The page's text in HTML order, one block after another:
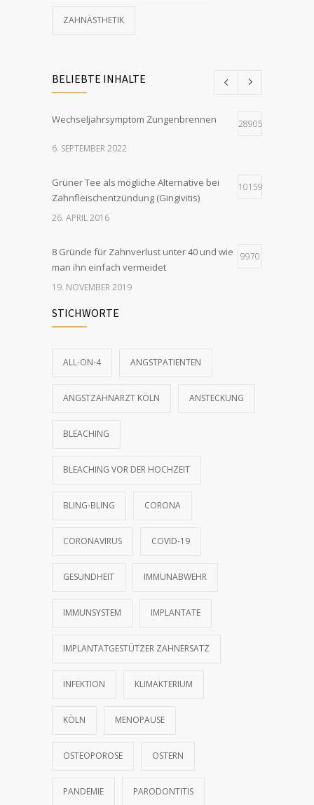
ZAHNÄSTHETIK
BELIEBTE INHALTE
Wechseljahrsymptom Zungenbrennen 28905
6. SEPTEMBER 2022
Grüner Tee als mögliche Alternative bei
Zahnfleischentzündung (Gingivitis)
10159
26. APRIL 2016
8 Gründe für Zahnverlust unter 40 und wie
man ihn einfach vermeidet
9970
19. NOVEMBER 2019
Bling-Bling: Zahnschmuck für gesunde,
10. DEZEMBER 2016
Die 3 wichtigsten Vorteile von festem
2551
STICHWORTE
ALL-ON-4 ANGSTPATIENTEN
ANGSTZAHNARZT KÖLN ANSTECKUNG
BLEACHING
BLEACHING VOR DER HOCHZEIT
BLING-BLING CORONA
CORONAVIRUS COVID-19
GESUNDHEIT IMMUNABWEHR
IMMUNSYSTEM IMPLANTATE
IMPLANTATGESTÜTZER ZAHNERSATZ
INFEKTION KLIMAKTERIUM
KÖLN MENOPAUSE
OSTEOPOROSE OSTERN
PANDEMIE PARODONTITIS